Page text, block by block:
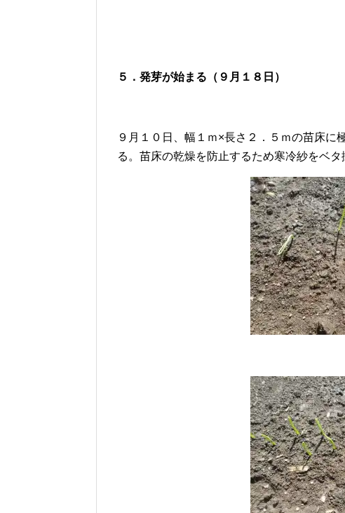
５．発芽が始まる（９月１８日）
９月１０日、幅１ｍ×長さ２．５ｍの苗床に
る。苗床の乾燥を防止するため寒冷紗をベタ